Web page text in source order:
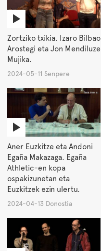
Zortziko txikia. Izaro Bilbao
Arostegi eta Jon Mendiluze
Mujika.
2024-05-11 Senpere
Aner Euzkitze eta Andoni
Egaña Makazaga. Egaña
Athletic-en kopa
ospakizunetan eta
Euzkitzek ezin ulertu.
2024-04-13 Donostia